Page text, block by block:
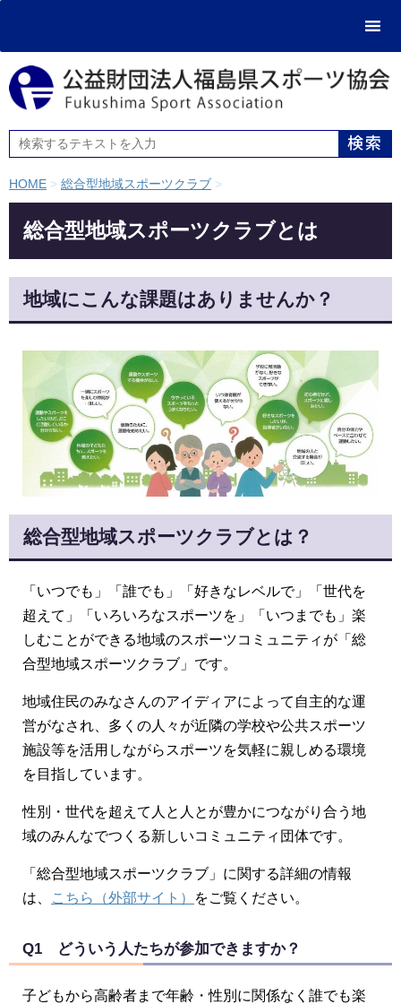
HOME > 総合型地域スポーツクラブ >
総合型地域スポーツクラブとは
地域にこんな課題はありませんか？
総合型地域スポーツクラブとは？
「いつでも」「誰でも」「好きなレベルで」「世代を
超えて」「いろいろなスポーツを」「いつまでも」楽
しむことができる地域のスポーツコミュニティが「総
合型地域スポーツクラブ」です。
地域住民のみなさんのアイディアによって自主的な運
営がなされ、多くの人々が近隣の学校や公共スポーツ
施設等を活用しながらスポーツを気軽に親しめる環境
を目指しています。
性別・世代を超えて人と人とが豊かにつながり合う地
域のみんなでつくる新しいコミュニティ団体です。
「総合型地域スポーツクラブ」に関する詳細の情報
は、
こちら（外部サイト） をご覧ください。
Q1 どういう人たちが参加できますか？
子どもから高齢者まで年齢・性別に関係なく誰でも楽